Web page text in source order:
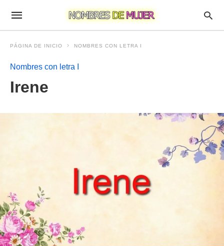
PÁGINA DE INICIO NOMBRES CON LETRA I
Nombres con letra I
Irene